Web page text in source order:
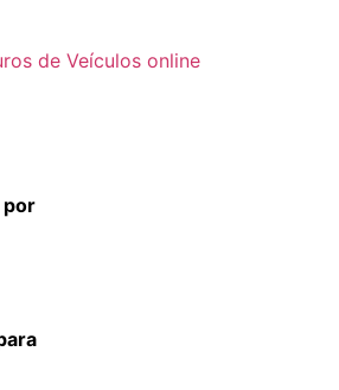
de Veículos online
por